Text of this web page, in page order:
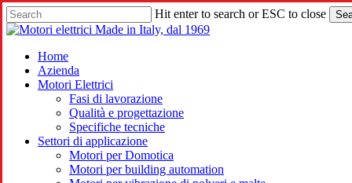
Skip
to
content
Hit enter to search or ESC to close
Close
search
Menu
Home
Azienda
Motori Elettrici
Fasi di lavorazione
Qualità e progettazione
Specifiche tecniche
Settori di applicazione
Motori per Domotica
Motori per building automation